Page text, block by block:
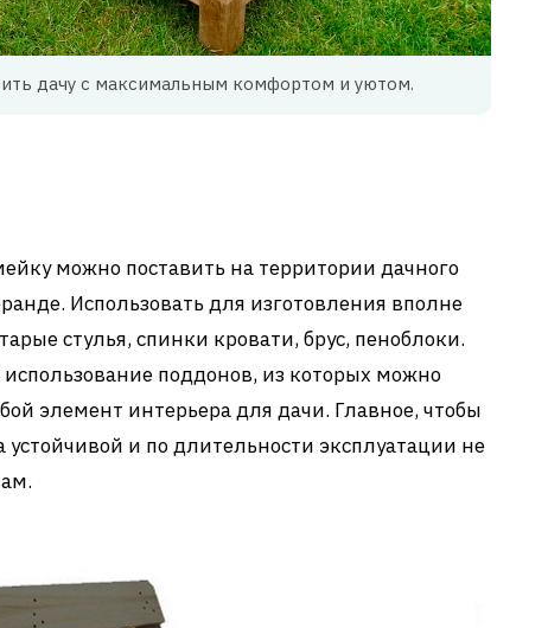
дачу с максимальным комфортом и уютом.
можно поставить на территории дачного
Использовать для изготовления вполне
стулья, спинки кровати, брус, пеноблоки.
поддонов, из которых можно
элемент интерьера для дачи. Главное, чтобы
и по длительности эксплуатации не